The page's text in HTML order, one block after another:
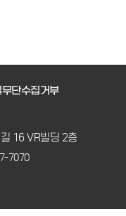
단수집거부
16 VR빌딩 2층
7070